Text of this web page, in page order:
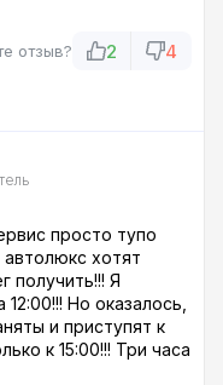
реальности
отзыв? 2 4
просто тупо
хотят
получить!!! Я
Но оказалось,
и приступят к
к 15:00!!! Три часа
ещё полтора часа!